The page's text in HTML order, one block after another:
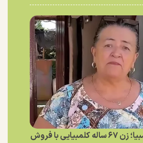
ملکه شایعه کلمبیا؛ زن ۶۷ ساله کلمبیایی با فروش